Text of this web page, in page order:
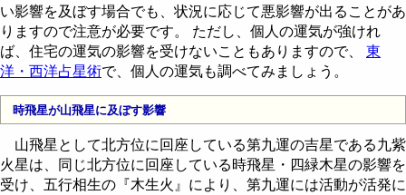
い影響を及ぼす場合でも、状況に応じて悪影響が出ることがあ
りますので注意が必要です。 ただし、個人の運気が強けれ
ば、住宅の運気の影響を受けないこともありますので、 東
洋・西洋占星術で、個人の運気も調べてみましょう。
時飛星が山飛星に及ぼす影響
山飛星として北方位に回座している第九運の吉星である九紫
火星は、同じ北方位に回座している時飛星・四緑木星の影響を
受け、五行相生の『木生火』により、第九運には活動が活発に